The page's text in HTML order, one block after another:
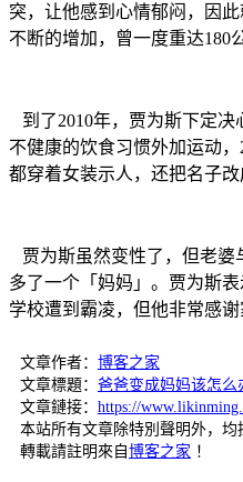
突，让他感到心情郁闷，因
不断的增加，曾一度重达180
到了2010年，贾为斯下定
不健康的饮食习惯外加运动
都穿着女装示人，还把名子改
贾为斯虽然变性了，但老婆
多了一个「妈妈」。贾为斯
学校遭到霸凌，但他非常感谢
文章作者： 博客之家
文章標題： 爸爸变成妈妈该怎么
文章鏈接： https://
本站所有文章除特別聲明外，均
轉載請註明來自 博客之家 ！